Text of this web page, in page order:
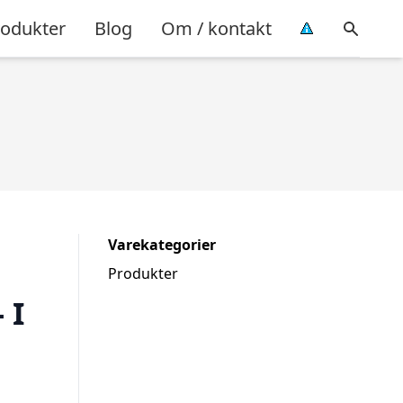
Blog Om / kontakt
I
Varekategorier
Produkter